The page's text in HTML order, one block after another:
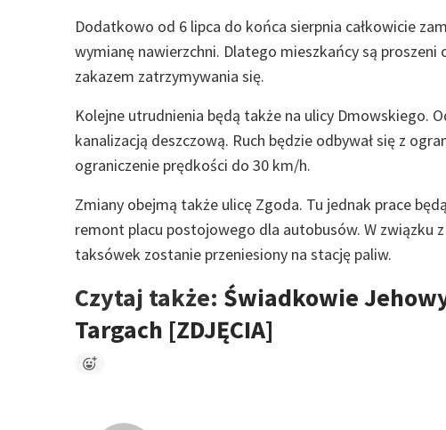
Dodatkowo od 6 lipca do końca sierpnia całkowicie
wymianę nawierzchni. Dlatego mieszkańcy są
zakazem zatrzymywania się.
Kolejne utrudnienia będą także na ulicy Dmowskiego.
kanalizacją deszczową. Ruch będzie odbywał się z
ograniczenie prędkości do 30 km/h.
Zmiany obejmą także ulicę Zgoda. Tu jednak prace
remont placu postojowego dla autobusów. W związku
taksówek zostanie przeniesiony na stację paliw.
Czytaj także: Świadkowie
Targach [ZDJĘCIA]